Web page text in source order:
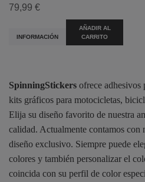
79,99 €
INFORMACIÓN
AÑADIR AL
CARRITO
SpinningStickers ofrece adhesivos
kits gráficos para motocicletas,
Elija su diseño favorito de nuestra
calidad. Actualmente contamos con
diseño exclusivo. Siempre puede
colores y también personalizar el
coincida con su perfil de color